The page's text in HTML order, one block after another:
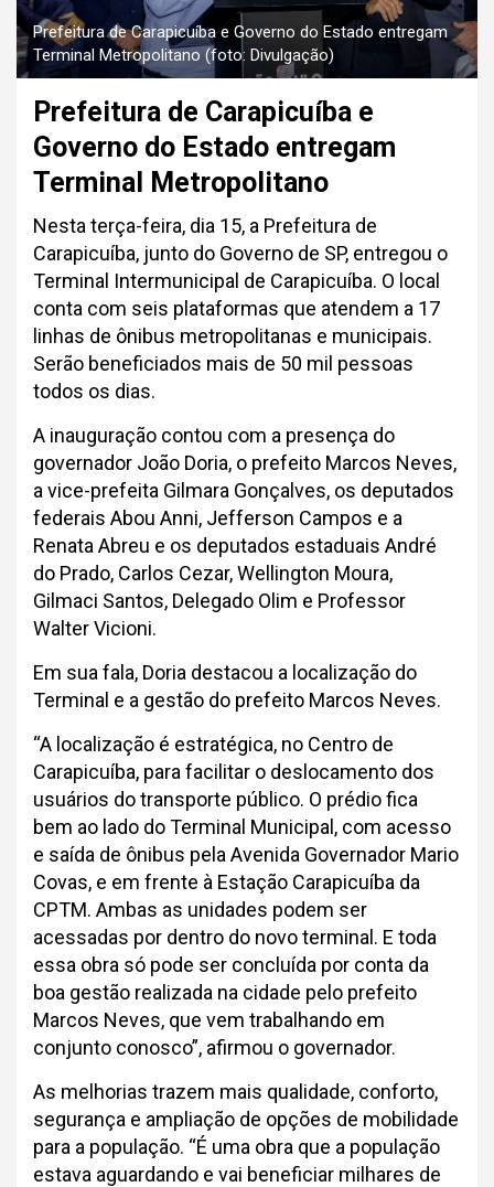
Prefeitura de Carapicuíba e Governo do Estado entregam
Terminal Metropolitano (foto: Divulgação)
Prefeitura de Carapicuíba e
Governo do Estado entregam
Terminal Metropolitano
Nesta terça-feira, dia 15, a Prefeitura de
Carapicuíba, junto do Governo de SP, entregou o
Terminal Intermunicipal de Carapicuíba. O local
conta com seis plataformas que atendem a 17
linhas de ônibus metropolitanas e municipais.
Serão beneficiados mais de 50 mil pessoas
todos os dias.
A inauguração contou com a presença do
governador João Doria, o prefeito Marcos Neves,
a vice-prefeita Gilmara Gonçalves, os deputados
federais Abou Anni, Jefferson Campos e a
Renata Abreu e os deputados estaduais André
do Prado, Carlos Cezar, Wellington Moura,
Gilmaci Santos, Delegado Olim e Professor
Walter Vicioni.
Em sua fala, Doria destacou a localização do
Terminal e a gestão do prefeito Marcos Neves.
“A localização é estratégica, no Centro de
Carapicuíba, para facilitar o deslocamento dos
usuários do transporte público. O prédio fica
bem ao lado do Terminal Municipal, com acesso
e saída de ônibus pela Avenida Governador Mario
Covas, e em frente à Estação Carapicuíba da
CPTM. Ambas as unidades podem ser
acessadas por dentro do novo terminal. E toda
essa obra só pode ser concluída por conta da
boa gestão realizada na cidade pelo prefeito
Marcos Neves, que vem trabalhando em
conjunto conosco”, afirmou o governador.
As melhorias trazem mais qualidade, conforto,
segurança e ampliação de opções de mobilidade
para a população. “É uma obra que a população
estava aguardando e vai beneficiar milhares de